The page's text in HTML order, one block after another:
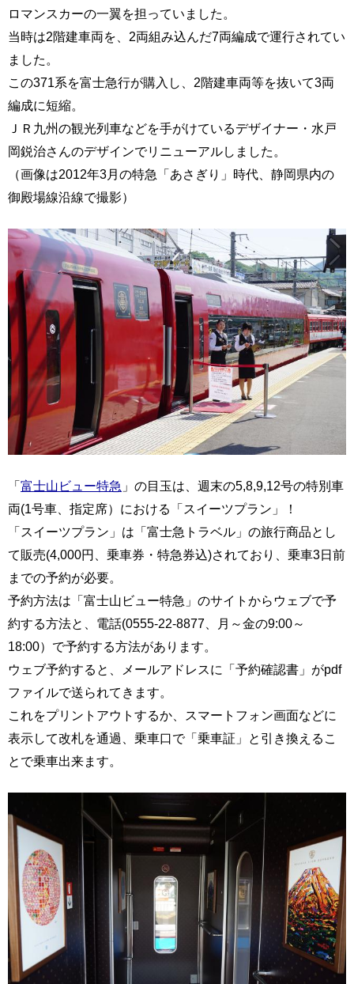
ロマンスカーの一翼を担っていました。
当時は2階建車両を、2両組み込んだ7両編成で運行されてい
ました。
この371系を富士急行が購入し、2階建車両等を抜いて3両
編成に短縮。
ＪＲ九州の観光列車などを手がけているデザイナー・水戸
岡鋭治さんのデザインでリニューアルしました。
（画像は2012年3月の特急「あさぎり」時代、静岡県内の
御殿場線沿線で撮影）
「富士山ビュー特急 」の目玉は、週末の5,8,9,12号の特別車
両(1号車、指定席）における「スイーツプラン」！
「スイーツプラン」は「富士急トラベル」の旅行商品とし
て販売(4,000円、乗車券・特急券込)されており、乗車3日前
までの予約が必要。
予約方法は「富士山ビュー特急」のサイトからウェブで予
約する方法と、電話(0555-22-8877、月～金の9:00～
18:00）で予約する方法があります。
ウェブ予約すると、メールアドレスに「予約確認書」がpdf
ファイルで送られてきます。
これをプリントアウトするか、スマートフォン画面などに
表示して改札を通過、乗車口で「乗車証」と引き換えるこ
とで乗車出来ます。